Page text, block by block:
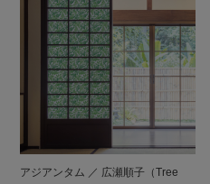
アジアンタム ／ 広瀬順子（Tree